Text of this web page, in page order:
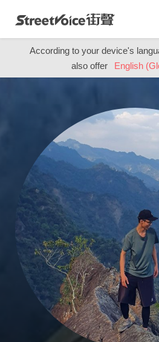
According to your device's
also offer
English